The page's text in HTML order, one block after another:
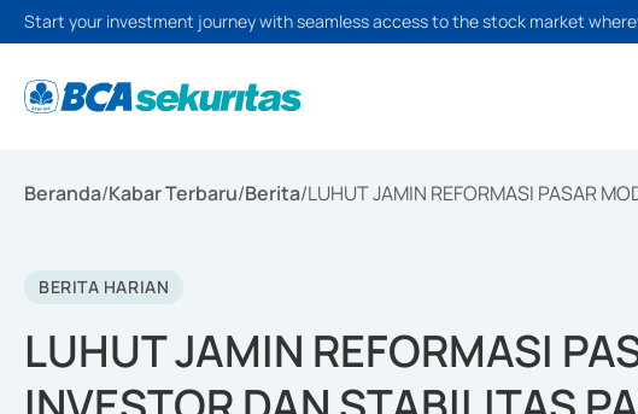
Start your investment journey with seamless access to the stock market
Beranda/Kabar Terbaru/Berita/LUHUT JAMIN REFORMASI PASAR
BERITA HARIAN
LUHUT JAMIN REFORMASI